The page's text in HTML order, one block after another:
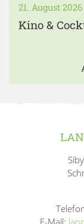
21. August 2026
Kino &
E-Mail: